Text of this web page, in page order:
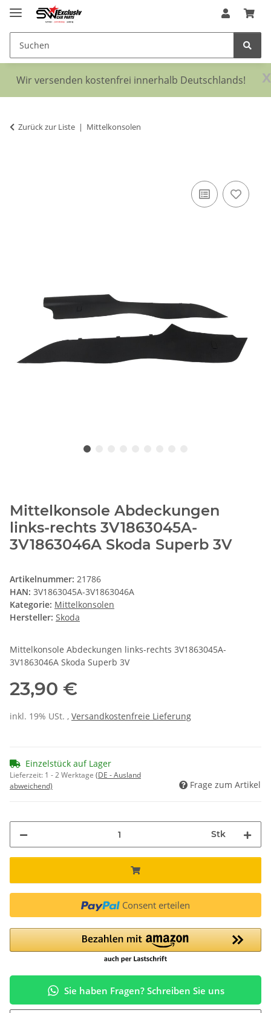
x
Wir versenden kostenfrei innerhalb Deutschlands!
Zurück zur Liste Mittelkonsolen
Mittelkonsole Abdeckungen
links-rechts 3V1863045A-
3V1863046A Skoda Superb 3V
Artikelnummer: 21786
HAN: 3V1863045A-3V1863046A
Kategorie: Mittelkonsolen
Hersteller: Skoda
Mittelkonsole Abdeckungen links-rechts 3V1863045A-
3V1863046A Skoda Superb 3V
23,90 €
inkl. 19% USt. , Versandkostenfreie Lieferung
Einzelstück auf Lager
Lieferzeit: 1 - 2 Werktage (DE - Ausland
abweichend)
Frage zum Artikel
Stk
Consent erteilen
Sie haben Fragen? Schreiben Sie uns